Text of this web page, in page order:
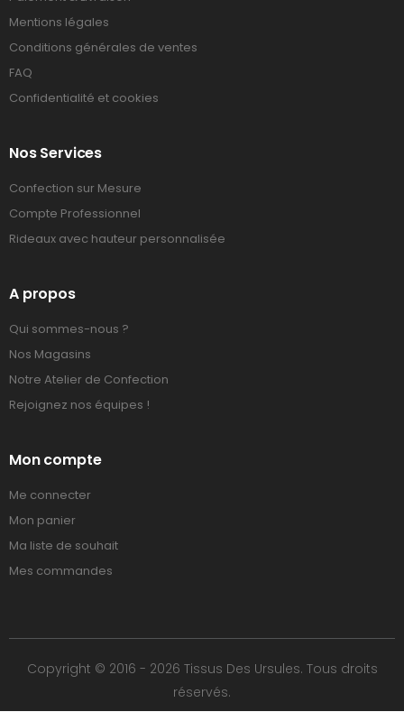
Mentions légales
Conditions générales de ventes
FAQ
Confidentialité et cookies
Nos Services
Confection sur Mesure
Compte Professionnel
Rideaux avec hauteur personnalisée
A propos
Qui sommes-nous ?
Nos Magasins
Notre Atelier de Confection
Rejoignez nos équipes !
Mon compte
Me connecter
Mon panier
Ma liste de souhait
Mes commandes
Copyright © 2016 - 2026 Tissus Des Ursules. Tous droits
réservés.